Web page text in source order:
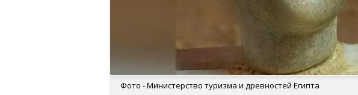
Фото - Министерство туризма и древностей Египта